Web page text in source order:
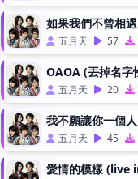
如果我們不曾相
五月天 57
OAOA (丟掉名字
五月天 20
我不願讓你一個人
五月天 45
愛情的模樣 (live